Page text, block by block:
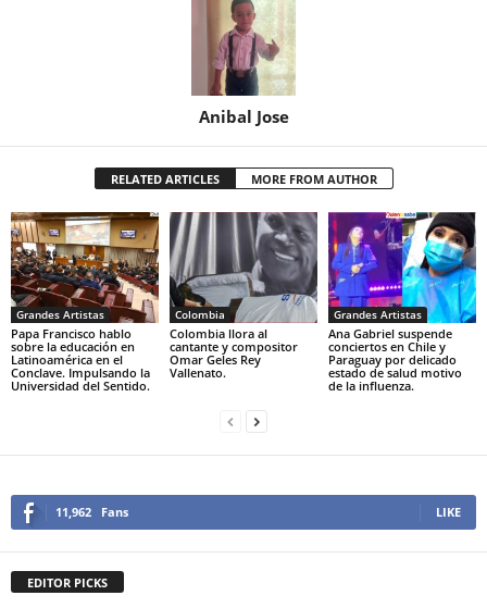
Anibal Jose
RELATED ARTICLES MORE FROM AUTHOR
Grandes Artistas
Papa Francisco hablo
sobre la educación en
Latinoamérica en el
Conclave. Impulsando la
Universidad del Sentido.
Colombia
Colombia llora al
cantante y compositor
Omar Geles Rey
Vallenato.
Grandes Artistas
Ana Gabriel suspende
conciertos en Chile y
Paraguay por delicado
estado de salud motivo
de la influenza.
11,962 Fans LIKE
EDITOR PICKS